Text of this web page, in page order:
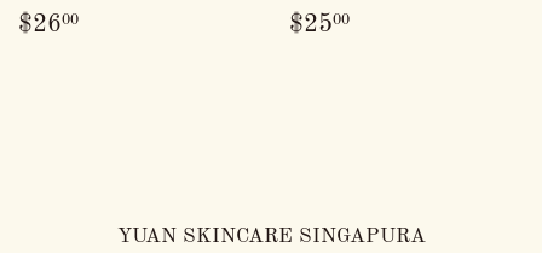
HARGA
$2600
HARGA
$2500
YUAN SKINCARE SINGAPURA